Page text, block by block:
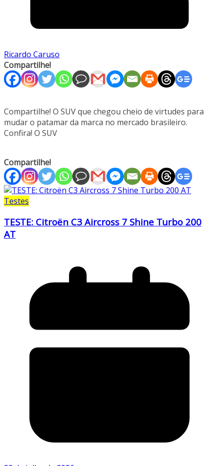
Ricardo Caruso
Compartilhe!
Compartilhe! O SUV que chegou cheio de virtudes para
mudar o patamar da marca no mercado brasileiro.
Confira! O SUV
Compartilhe!
Testes
TESTE: Citroën C3 Aircross 7 Shine Turbo 200
AT